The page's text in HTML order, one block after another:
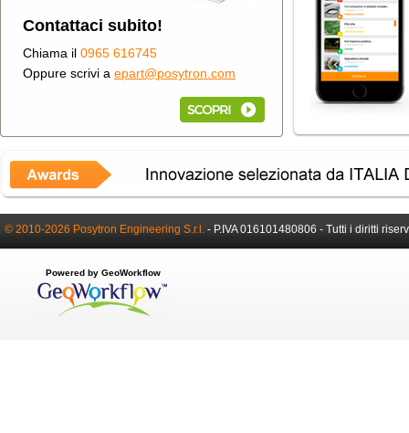
Contattaci subito!
Chiama il 0965 616745
Oppure scrivi a epart@posytron.com
© 2010-2026 Posytron Engineering S.r.l. - P.IVA 016101480806 - Tutti i diritti
Powered by GeoWorkflow